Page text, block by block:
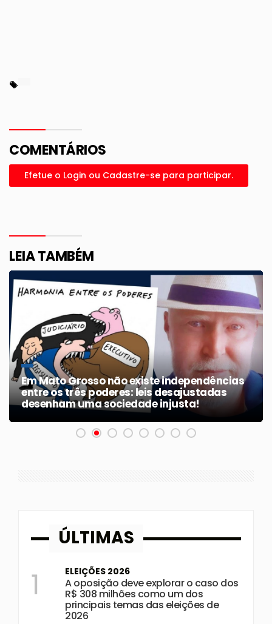
COMENTÁRIOS
Efetue o Login ou Cadastre-se para participar.
LEIA TAMBÉM
Em Mato Grosso não existe independências
entre os três poderes: leis desajustadas
desenham uma sociedade injusta!
ÚLTIMAS
1 ELEIÇÕES 2026
A oposição deve explorar o caso dos
R$ 308 milhões como um dos
principais temas das eleições de
2026